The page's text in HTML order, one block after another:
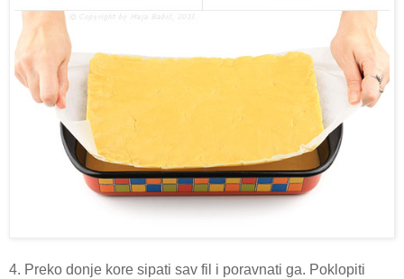
4. Preko donje kore sipati sav fil i poravnati ga. Poklopiti